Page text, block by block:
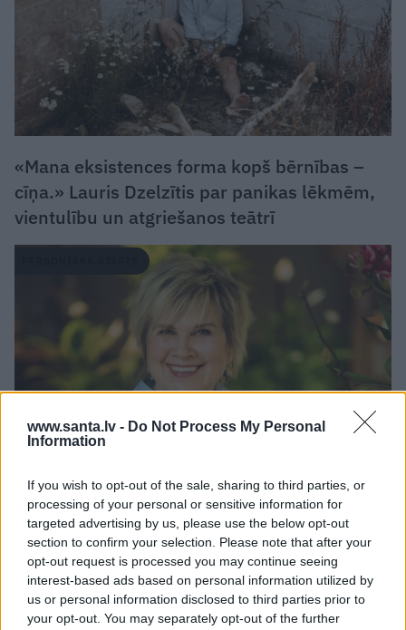
www.santa.lv - Do Not Process My Personal
Information
If you wish to opt-out of the sale, sharing to third parties, or
processing of your personal or sensitive information for
targeted advertising by us, please use the below opt-out
section to confirm your selection. Please note that after your
opt-out request is processed you may continue seeing
interest-based ads based on personal information utilized by
us or personal information disclosed to third parties prior to
your opt-out. You may separately opt-out of the further
«Mana eksistences forma kopš bērnības –
cīņa.» Lauris Dzelzītis par panikas lēkmēm,
vientulību un atgriešanos teātrī
Diāna Zande: «Man nav kauns atzīt, ka biju
attiecībās, kurās ļāvu sevi sist»
PERSONĪBAS